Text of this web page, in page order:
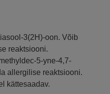
3(2H)-oon. Võib
reaktsiooni.
5-yne-4,7-
allergilise reaktsiooni.
kättesaadav.